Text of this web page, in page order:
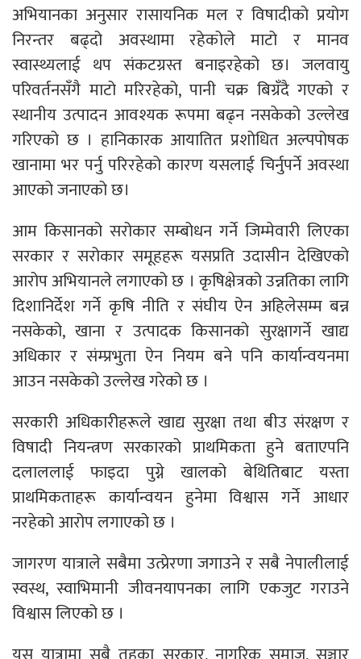
अभियानका अनुसार रासायनिक मल र विषादीको प्रयोग
निरन्तर बढ्‌दो अवस्थामा रहेकोले माटो र मानव
स्वास्थ्यलाई थप संकटग्रस्त बनाइरहेको छ। जलवायु
परिवर्तनसँगै माटो मरिरहेको, पानी चक्र बिग्रँदै गएको र
स्थानीय उत्पादन आवश्यक रूपमा बढ्न नसकेको उल्लेख
गरिएको छ । हानिकारक आयातित प्रशोधित अल्पपोषक
खानामा भर पर्नु परिरहेको कारण यसलाई चिर्नुपर्ने अवस्था
आएको जनाएको छ।
आम किसानको सरोकार सम्बोधन गर्ने जिम्मेवारी लिएका
सरकार र सरोकार समूहहरू यसप्रति उदासीन देखिएको
आरोप अभियानले लगाएको छ । कृषिक्षेत्रको उन्नतिका लागि
दिशानिर्देश गर्ने कृषि नीति र संघीय ऐन अहिलेसम्म बन्न
नसकेको, खाना र उत्पादक किसानको सुरक्षागर्ने खाद्य
अधिकार र संम्प्रभुता ऐन नियम बने पनि कार्यान्वयनमा
आउन नसकेको उल्लेख गरेको छ ।
सरकारी अधिकारीहरूले खाद्य सुरक्षा तथा बीउ संरक्षण र
विषादी नियन्त्रण सरकारको प्राथमिकता हुने बताएपनि
दलाललाई फाइदा पुग्ने खालको बेथितिबाट यस्ता
प्राथमिकताहरू कार्यान्वयन हुनेमा विश्वास गर्ने आधार
नरहेको आरोप लगाएको छ ।
जागरण यात्राले सबैमा उत्प्रेरणा जगाउने र सबै नेपालीलाई
स्वस्थ, स्वाभिमानी जीवनयापनका लागि एकजुट गराउने
विश्वास लिएको छ ।